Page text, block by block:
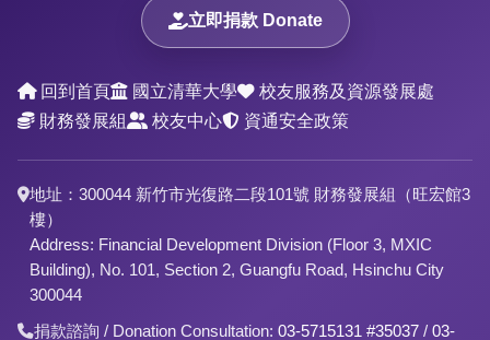
立即捐款 Donate
回到首頁 國立清華大學
校友服務及資源發展處
財務發展組
校友中心 資通安全政策
地址：300044 新竹市光復路二段101號 財務發展組（旺宏館3
樓）
Address: Financial Development Division (Floor 3, MXIC
Building), No. 101, Section 2, Guangfu Road, Hsinchu City
300044
捐款諮詢 / Donation Consultation: 03-5715131 #35037 / 03-